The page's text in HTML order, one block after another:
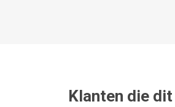
Klanten die